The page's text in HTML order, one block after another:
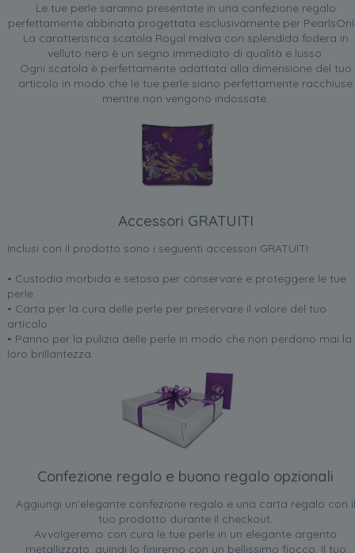
Le tue perle saranno presentate in una confezione regalo
perfettamente abbinata progettata esclusivamente per
La caratteristica scatola Royal malva con splendida fodera in
velluto nero è un segno immediato di qualità e lusso.
Ogni scatola è perfettamente adattata alla dimensione del tuo
articolo in modo che le tue perle siano perfettamente racchiuse
mentre non vengono indossate.
Accessori GRATUITI
Inclusi con il prodotto sono i seguenti accessori GRATUITI:
• Custodia morbida e setosa per conservare e proteggere le tue
perle
• Carta per la cura delle perle per preservare il valore del tuo
articolo
• Panno per la pulizia delle perle in modo che non perdono mai la
loro brillantezza.
Confezione regalo e buono regalo opzionali
Aggiungi un'elegante confezione regalo e una carta regalo con il
tuo prodotto durante il checkout.
Avvolgeremo con cura le tue perle in un elegante argento
metallizzato, quindi lo finiremo con un bellissimo fiocco. Il tuo